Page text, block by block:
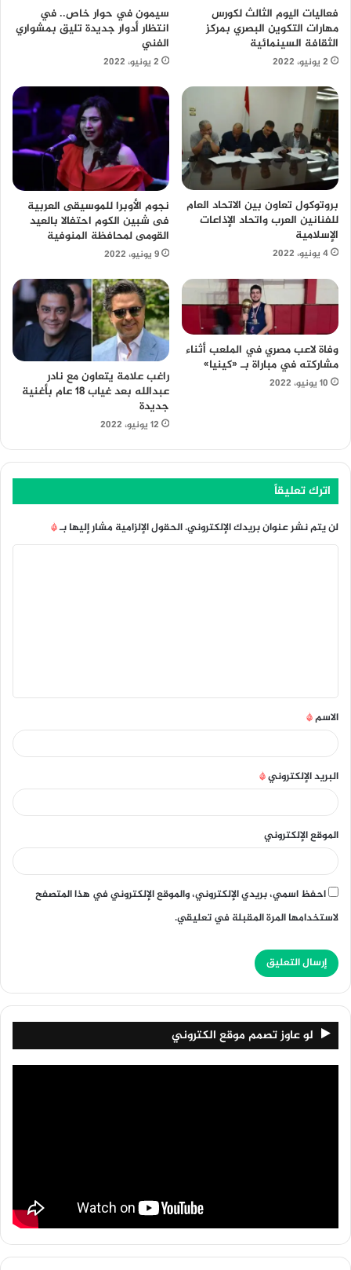
فعاليات اليوم الثالث لكورس
مهارات التكوين البصري بمركز
الثقافة السينمائية
2 يونيو، 2022
سيمون في حوار خاص.. في
انتظار أدوار جديدة تليق بمشواري
الفني
2 يونيو، 2022
بروتوكول تعاون بين الاتحاد العام
للفنانين العرب واتحاد الإذاعات
الإسلامية
4 يونيو، 2022
نجوم الأوبرا للموسيقى العربية
فى شبين الكوم احتفالا بالعيد
القومى لمحافظة المنوفية
9 يونيو، 2022
وفاة لاعب مصري في الملعب أثناء
مشاركته في مباراة بـ «كينيا»
10 يونيو، 2022
راغب علامة يتعاون مع نادر
عبدالله بعد غياب 18 عام بأغنية
جديدة
12 يونيو، 2022
اترك تعليقاً
لن يتم نشر عنوان بريدك الإلكتروني.الحقول الإلزامية مشار إليها بـ*
ق
*
الاسم*
البريد الإلكتروني*
الموقع الإلكتروني
احفظ اسمي، بريدي الإلكتروني، والموقع الإلكتروني في هذا المتصفح
لاستخدامها المرة المقبلة في تعليقي.
لو عاوز تصمم موقع الكتروني